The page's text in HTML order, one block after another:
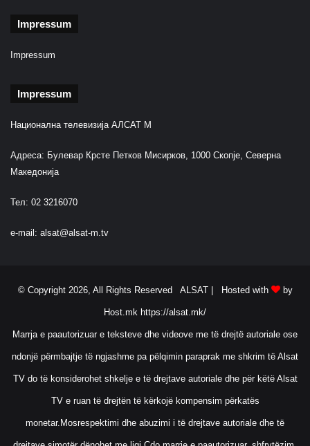
Impressum
Impressum
Impressum
Национална телевизија АЛСАТ М
Адреса: Булевар Крсте Петков Мисирков, 1000 Скопје, Северна
Македонија
Тел: 02 3216070
e-mail: alsat@alsat-m.tv
© Copyright 2026, All Rights Reserved ALSAT | Hosted with by
Host.mk https://alsat.mk/
Marrja e paautorizuar e teksteve dhe videove me të drejtë autoriale ose
ndonjë përmbajtje të ngjashme pa pëlqimin paraprak me shkrim të Alsat
TV do të konsiderohet shkelje e të drejtave autoriale dhe për këtë Alsat
TV e ruan të drejtën të kërkojë kompensim përkatës
monetar.Mosrespektimi dhe abuzimi i të drejtave autoriale dhe të